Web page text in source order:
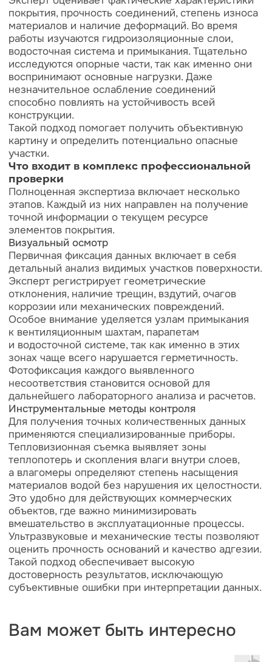
Прайс
Отзывы
Оплата
Награды
Выполненные проекты
Контакты
Условия использования cookie-файлов
Политика обработки персональных данных
ОГРН 1187847032780 / ИНН 7814719982
© ООО «Экспертные решения», 2019—2026